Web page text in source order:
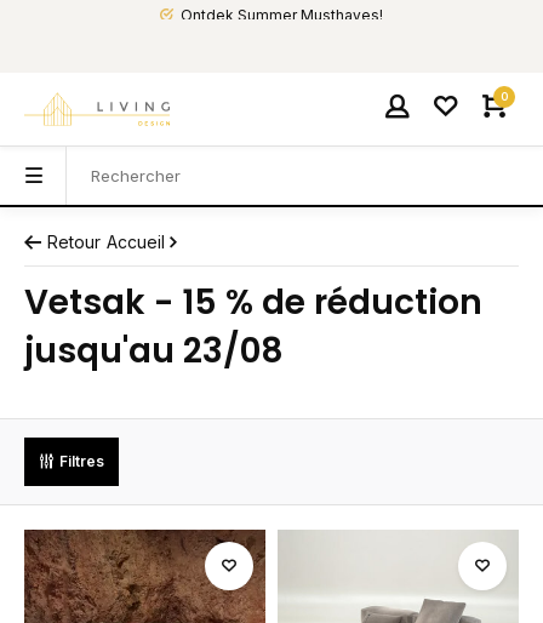
Ontdek Summer Musthaves!
0
Retour Accueil
Vetsak - 15 % de réduction
jusqu'au 23/08
Filtres